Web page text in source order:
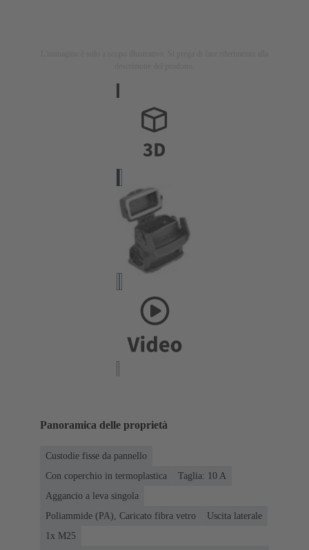
Panoramica delle proprietà
Custodie fisse da pannello
Con coperchio in termoplastica
Taglia: 10 A
Aggancio a leva singola
Poliammide (PA), Caricato fibra vetro
Uscita laterale
1x M25